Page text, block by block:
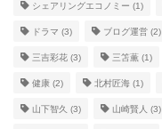
シェアリングエコノミー (1)
ドラマ (3) ブログ運営 (2)
三吉彩花 (3) 三笘薫 (1)
健康 (2) 北村匠海 (1)
山下智久 (3) 山崎賢人 (3)